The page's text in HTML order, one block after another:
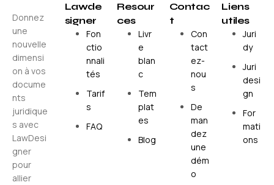
Donnez
une
nouvelle
dimensi
on à vos
docume
nts
juridique
s avec
LawDesi
gner
pour
allier
Lawde
signer
Fon
ctio
nnali
tés
Tarif
s
FAQ
Resour
ces
Livr
e
blan
c
Tem
plat
es
Blog
Contac
t
Con
tact
ez-
nou
s
De
man
dez
une
dém
o
Liens
utiles
Juri
dy
Juri
desi
gn
For
mati
ons